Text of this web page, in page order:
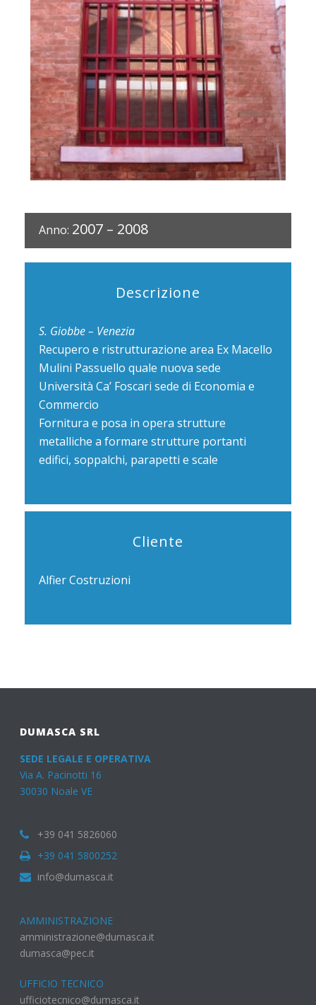
Anno: 2007 – 2008
Descrizione
S. Giobbe – Venezia
Recupero e ristrutturazione area Ex Macello
Mulini Passuello quale nuova sede
Università Ca’ Foscari sede di Economia e
Commercio
Fornitura e posa in opera strutture
metalliche a formare strutture portanti
edifici, soppalchi, parapetti e scale
Cliente
Alfier Costruzioni
DUMASCA SRL
SEDE LEGALE E OPERATIVA
Via A. Pacinotti 16
30030 Noale VE
+39 041 5826060
+39 041 5800252
info@dumasca.it
AMMINISTRAZIONE
amministrazione@dumasca.it
dumasca@pec.it
UFFICIO TECNICO
ufficiotecnico@dumasca.it